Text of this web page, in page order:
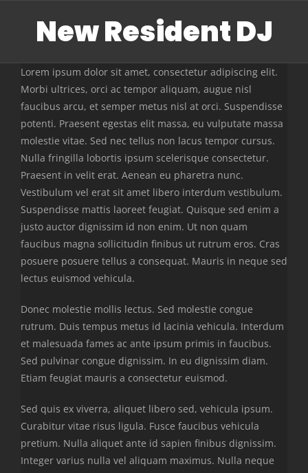
New Resident DJ
Lorem ipsum dolor sit amet, consectetur adipiscing elit.
Morbi ultrices, orci ac tempor aliquam, augue nisl
faucibus arcu, et semper metus nisl at orci. Suspendisse
potenti. Praesent egestas elit massa, eu vulputate massa
molestie vitae. Sed nec tellus non lacus tempor cursus.
Nulla fringilla lobortis ipsum scelerisque consectetur.
Praesent in velit erat. Aenean eu pharetra nunc.
Vestibulum vel erat sit amet libero interdum vestibulum.
Suspendisse mattis laoreet feugiat. Quisque sed enim a
justo auctor dignissim id non enim. Ut non quam
faucibus magna sollicitudin finibus ut rutrum eros. Cras
posuere posuere tellus a consequat. Mauris in neque sed
lectus euismod vehicula.
Donec molestie mollis lectus. Sed molestie congue
rutrum. Duis tempus metus id lacinia vehicula. Interdum
et malesuada fames ac ante ipsum primis in faucibus.
Sed pulvinar congue dignissim. In eu dignissim diam.
Etiam feugiat mauris a consectetur euismod.
Sed quis ex viverra, aliquet libero sed, vehicula ipsum.
Curabitur vitae risus ligula. Fusce faucibus vehicula
pretium. Nulla aliquet ante id sapien finibus dignissim.
Integer varius nulla vel aliquam maximus. Nulla neque